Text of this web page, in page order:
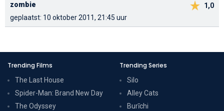
1,0
zombie
geplaatst: 10 oktober 2011, 21:45 uur
Trending Films
The Last House
Spider-Man: Brand New Day
The Odyssey
Trending Series
Silo
Alley Cats
Burīchi